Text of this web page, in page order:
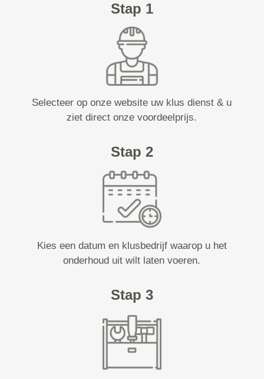
Stap 1
Selecteer op onze website uw klus dienst & u
ziet direct onze voordeelprijs.
Stap 2
Kies een datum en klusbedrijf waarop u het
onderhoud uit wilt laten voeren.
Stap 3